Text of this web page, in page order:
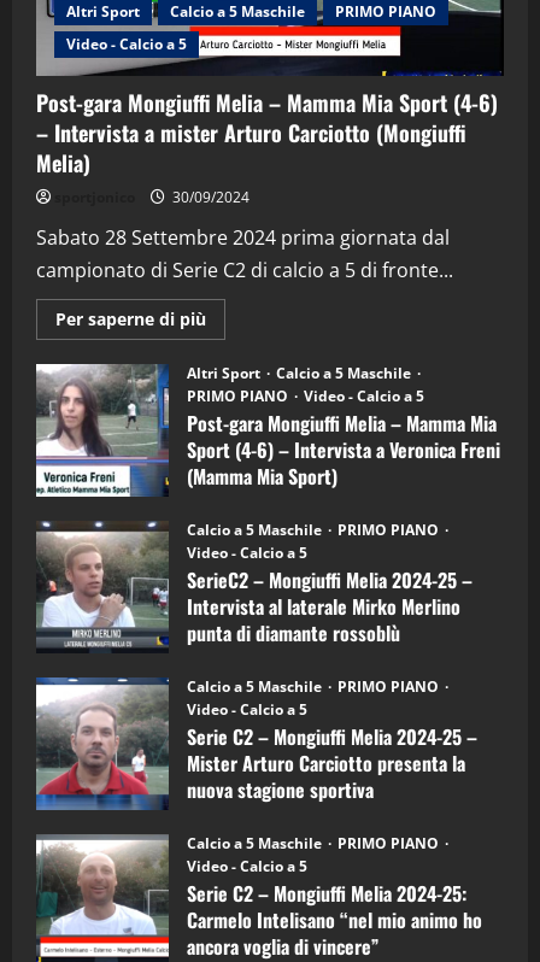
Altri Sport Calcio a 5 Maschile
PRIMO PIANO
Video - Calcio a 5
Post-gara Mongiuffi Melia – Mamma Mia Sport (4-6)
– Intervista a mister Arturo Carciotto (Mongiuffi
Melia)
30/09/2024
Sabato 28 Settembre 2024 prima giornata dal
campionato di Serie C2 di calcio a 5 di fronte...
Per saperne di più
informazioni
Post-
gara
Mongiuffi
Melia
–
Mamma
Mia
Sport
6)
–
Intervista
a
mister
Arturo
Carciotto
(Mongiuffi
Altri Sport
Calcio a 5 Maschile
PRIMO PIANO
Video - Calcio a 5
Post-gara Mongiuffi Melia – Mamma Mia
Sport (4-6) – Intervista a Veronica Freni
(Mamma Mia Sport)
Calcio a 5 Maschile
PRIMO PIANO
Video - Calcio a 5
SerieC2 – Mongiuffi Melia 2024-25 –
Intervista al laterale Mirko Merlino
punta di diamante rossoblù
Calcio a 5 Maschile
PRIMO PIANO
Video - Calcio a 5
Serie C2 – Mongiuffi Melia 2024-25 –
Mister Arturo Carciotto presenta la
nuova stagione sportiva
Calcio a 5 Maschile
PRIMO PIANO
Video - Calcio a 5
Serie C2 – Mongiuffi Melia 2024-25:
Carmelo Intelisano “nel mio animo ho
ancora voglia di vincere”
2
“SportEmpire” in Podcast: 29^ Puntata
(Martedi 28 Aprile 2026)
28/04/2026
3
"SportEmpire" in Podcast
“SportEmpire” in Podcast: 28^ Puntata
(Martedi 21 Aprile 2026)
21/04/2026
4
“SportEmpire” in Podcast: 27^ Puntata
(Martedi 14 Aprile 2026)
15/04/2026
5
“SportEmpire” in Podcast: 26^ Puntata
(Martedi 07 Aprile 2026)
08/04/2026
1
“SportEmpire” in Podcast: 30^ Puntata
(Martedi 05 Maggio 2026)
08/05/2026